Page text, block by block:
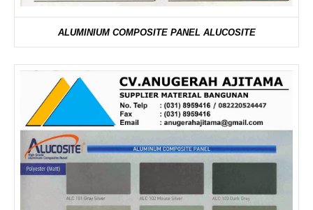
ALUMINIUM COMPOSITE PANEL ALUCOSITE